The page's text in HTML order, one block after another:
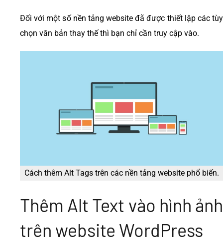
Đối với một số nền tảng website đã được thiết lập các tùy
chọn văn bản thay thế thì bạn chỉ cần truy cập vào.
Cách thêm Alt Tags trên các nền tảng website phổ biến.
Thêm Alt Text vào hình ảnh
trên website WordPress